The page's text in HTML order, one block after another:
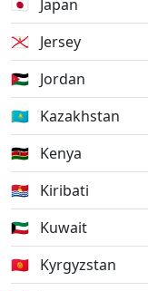
🇯🇵
Japan
🇯🇪 Jersey
🇯🇴 Jordan
🇰🇿 Kazakhstan
🇰🇪 Kenya
🇰🇮 Kiribati
🇰🇼 Kuwait
🇰🇬 Kyrgyzstan